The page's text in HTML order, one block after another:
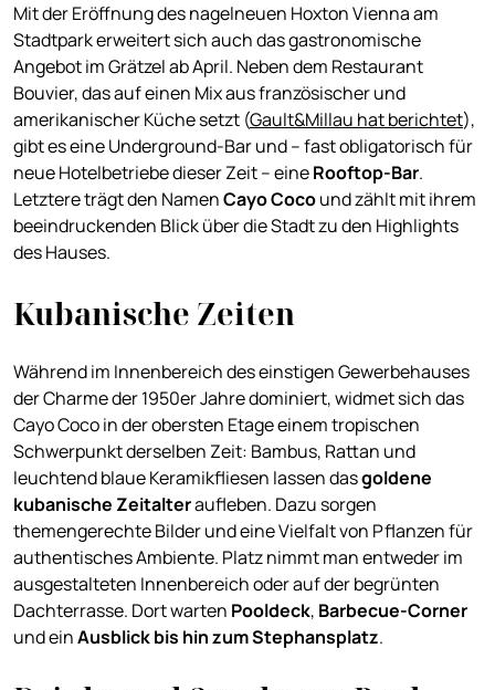
Mit der Eröffnung des nagelneuen Hoxton Vienna am
Stadtpark erweitert sich auch das gastronomische
Angebot im Grätzel ab April. Neben dem Restaurant
Bouvier, das auf einen Mix aus französischer und
amerikanischer Küche setzt (Gault&Millau hat berichtet),
gibt es eine Underground-Bar und – fast obligatorisch für
neue Hotelbetriebe dieser Zeit – eineRooftop-Bar.
Letztere trägt den NamenCayo Cocound zählt mit ihrem
beeindruckenden Blick über die Stadt zu den Highlights
des Hauses.
Kubanische Zeiten
Während im Innenbereich des einstigen Gewerbehauses
der Charme der 1950er Jahre dominiert, widmet sich das
Cayo Coco in der obersten Etage einem tropischen
Schwerpunkt derselben Zeit: Bambus, Rattan und
leuchtend blaue Keramikfliesen lassen dasgoldene
kubanische Zeitalteraufleben. Dazu sorgen
themengerechte Bilder und eine Vielfalt von Pflanzen für
authentisches Ambiente. Platz nimmt man entweder im
ausgestalteten Innenbereich oder auf der begrünten
Dachterrasse. Dort warten Pooldeck, Barbecue-Corner
und einAusblick bis hin zum Stephansplatz.